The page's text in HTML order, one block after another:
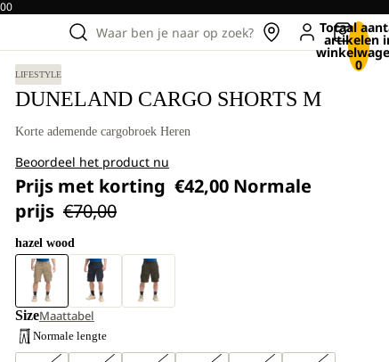
Waar ben je naar op zoek? Totaal
artikelen
0
LIFESTYLE
DUNELAND CARGO SHORTS M
Korte ademende cargobroek Heren
Beoordeel het product nu
Prijs met korting €42,00 Normale
prijs €70,00
hazel wood
SizeMaattabel
Normale lengte